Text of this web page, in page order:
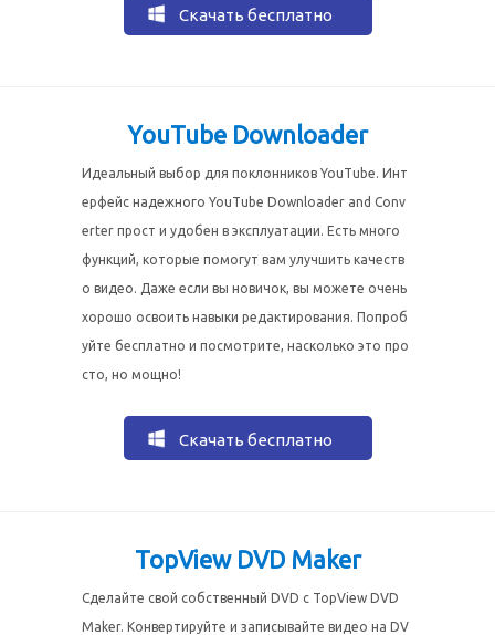
Скачать бесплатно
YouTube Downloader
Идеальный выбор для поклонников YouTube. Инт
ерфейс надежного YouTube Downloader and Conv
erter прост и удобен в эксплуатации. Есть много
функций, которые помогут вам улучшить качеств
о видео. Даже если вы новичок, вы можете очень
хорошо освоить навыки редактирования. Попроб
уйте бесплатно и посмотрите, насколько это про
сто, но мощно!
Скачать бесплатно
TopView DVD Maker
Сделайте свой собственный DVD с TopView DVD
Maker. Конвертируйте и записывайте видео на DV